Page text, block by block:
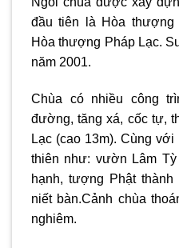
đầu tiên là Hòa
Hòa thượng Pháp Lạc.
năm 2001.
Chùa có nhiều công
đường, tăng xá, cốc tự,
Lạc (cao 13m). Cùng
thiên như: vườn Lâm
hạnh, tượng Phật
niết bàn.Cảnh chùa
nghiêm.